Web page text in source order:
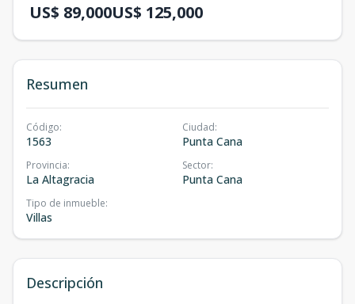
US$ 89,000US$ 125,000
Resumen
Código:
1563
Ciudad:
Punta Cana
Provincia:
La Altagracia
Sector:
Punta Cana
Tipo de inmueble:
Villas
Descripción